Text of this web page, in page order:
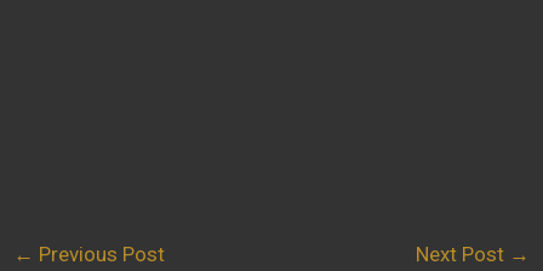
← Previous Post Next Post →